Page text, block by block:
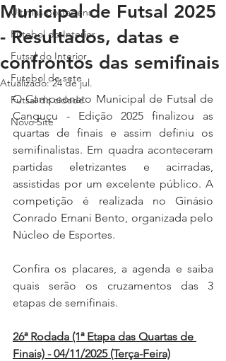
Últimas postagens
Futebol do Interior
Futsal do Interior
Futebol de sete
Futsal da cidade
Novo Site
Municipal de Futsal 2025
- Resultados, datas e
confrontos das semifinais
Atualizado:24 de jul.
O Campeonato Municipal de Futsal de
Canguçu - Edição 2025 finalizou as
quartas de finais e assim definiu os
semifinalistas. Em quadra aconteceram
partidas eletrizantes e acirradas,
assistidas por um excelente público. A
competição é realizada no Ginásio
Conrado Ernani Bento, organizada pelo
Núcleo de Esportes.
Confira os placares, a agenda e saiba
quais serão os cruzamentos das 3
etapas de semifinais.
26ª Rodada (1ª Etapa das Quartas de
Finais) - 04/11/2025 (Terça-Feira)